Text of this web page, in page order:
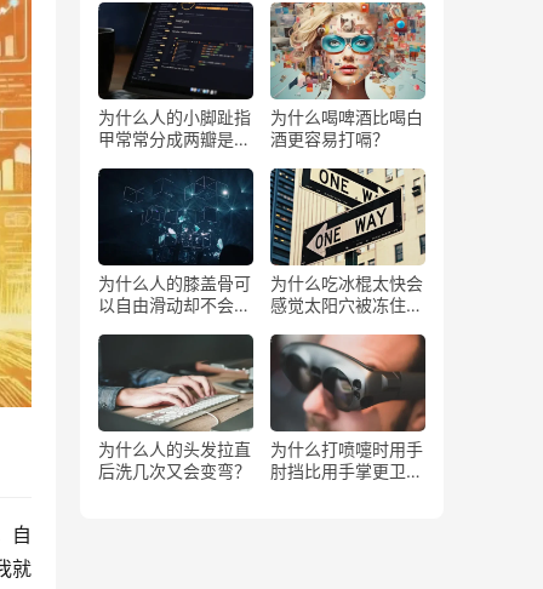
自
就
为什么人的小脚趾指
甲常常分成两瓣是返
为什么喝啤酒比喝白
酒更容易打嗝？
为什么人的膝盖骨可
以自由滑动却不会掉
为什么吃冰棍太快会
感觉太阳穴被冻住了
为什么人的头发拉直
后洗几次又会变弯？
为什么打喷嚏时用手
肘挡比用手掌更卫